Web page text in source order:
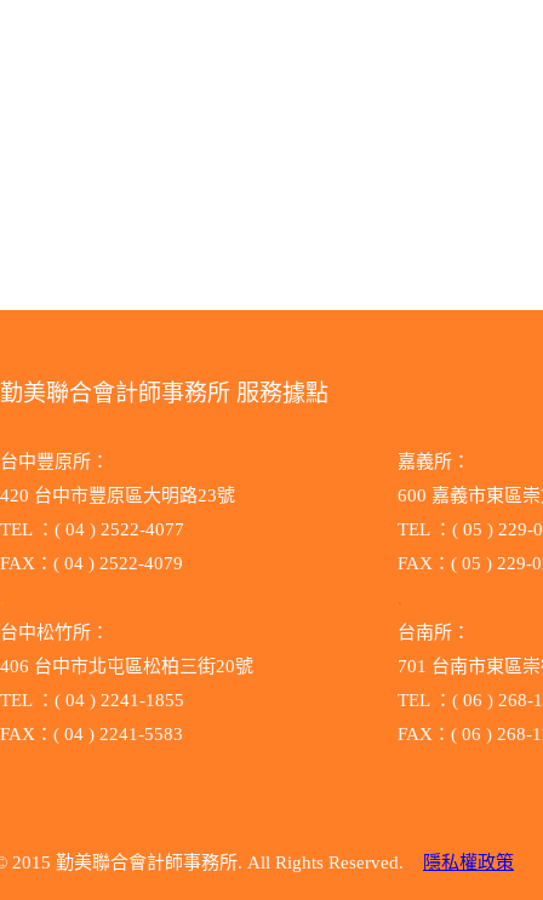
勤美聯合會計師事務所 服務據點
台中豐原所：
420 台中市豐原區大明路23號
TEL ：( 04 ) 2522-4077
FAX：( 04 ) 2522-4079
.
台中松竹所：
406 台中市北屯區松柏三街20號
TEL ：( 04 ) 2241-1855
FAX：( 04 ) 2241-5583
嘉義所：
600 嘉義市東區
TEL ：( 05 ) 229-
FAX：( 05 ) 229-
.
台南所：
701 台南市東
TEL ：( 06 ) 268-
FAX：( 06 ) 268-
2015 勤美聯合會計師事務所. All Rights Reserved. 隱私權政策